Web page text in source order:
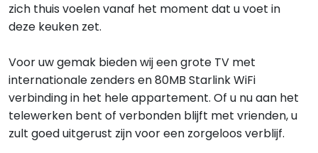
zich thuis voelen vanaf het moment dat u voet in
deze keuken zet.
Voor uw gemak bieden wij een grote TV met
internationale zenders en 80MB Starlink WiFi
verbinding in het hele appartement. Of u nu aan het
telewerken bent of verbonden blijft met vrienden, u
zult goed uitgerust zijn voor een zorgeloos verblijf.